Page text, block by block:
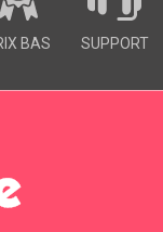
BAS SUPPORT